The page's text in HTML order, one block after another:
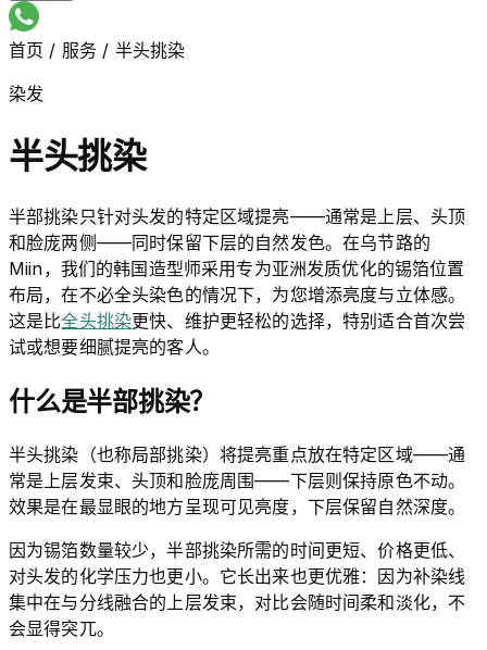
首页 / 服务 / 半头挑染
染发
半头挑染
半部挑染只针对头发的特定区域提亮——通常是上层、头顶
和脸庞两侧——同时保留下层的自然发色。在乌节路的
Miin，我们的韩国造型师采用专为亚洲发质优化的锡箔位置
布局，在不必全头染色的情况下，为您增添亮度与立体感。
这是比全头挑染更快、维护更轻松的选择，特别适合首次尝
试或想要细腻提亮的客人。
什么是半部挑染？
半头挑染（也称局部挑染）将提亮重点放在特定区域——通
常是上层发束、头顶和脸庞周围——下层则保持原色不动。
效果是在最显眼的地方呈现可见亮度，下层保留自然深度。
因为锡箔数量较少，半部挑染所需的时间更短、价格更低、
对头发的化学压力也更小。它长出来也更优雅：因为补染线
集中在与分线融合的上层发束，对比会随时间柔和淡化，不
会显得突兀。